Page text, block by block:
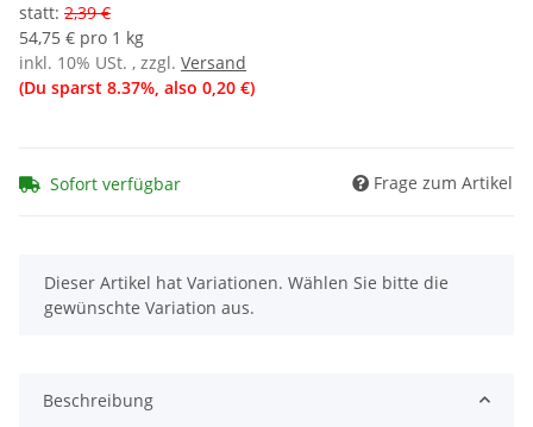
statt: 2,39 €
54,75 € pro 1 kg
inkl. 10% USt. , zzgl. Versand
(Du sparst 8.37%, also 0,20 €)
Sofort verfügbar Frage zum Artikel
x
Dieser Artikel hat Variationen. Wählen Sie bitte die
gewünschte Variation aus.
Beschreibung